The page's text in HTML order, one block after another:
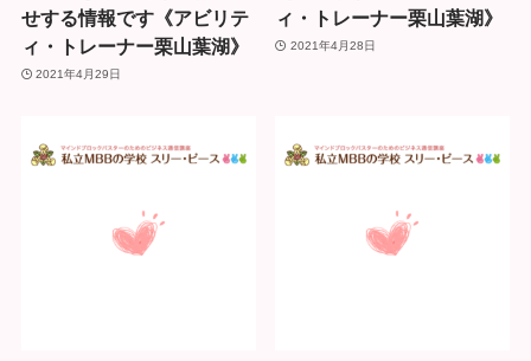
せする情報です《アビリテ
ィ・トレーナー栗山葉湖》
2021年4月29日
ィ・トレーナー栗山葉湖》
2021年4月28日